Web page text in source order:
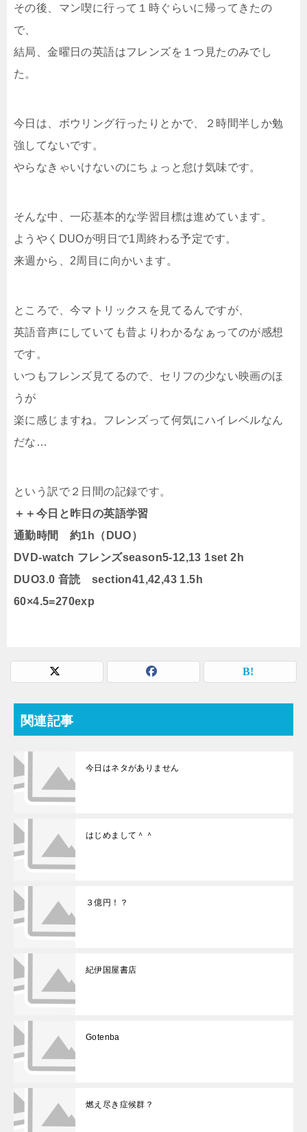
その後、マン喫に行って１時ぐらいに帰ってきたの
で、
結局、金曜日の英語はフレンズを１つ見たのみでし
た。
今日は、ボウリング行ったりとかで、２時間半しか勉
強してないです。
やらなきゃいけないのにちょっと怠け気味です。
そんな中、一応基本的な学習目標は進めています。
ようやくDUOが明日で1周終わる予定です。
来週から、2周目に向かいます。
ところで、今マトリックスを見てるんですが、
英語音声にしていても昔よりわかるなぁってのが感想
です。
いつもフレンズ見てるので、セリフの少ない映画のほ
うが
楽に感じますね。フレンズって何気にハイレベルなん
だな…
という訳で２日間の記録です。
＋＋今日と昨日の英語学習
通勤時間 約1h（DUO）
DVD-watch フレンズseason5-12,13 1set 2h
DUO3.0 音読 section41,42,43 1.5h
60×4.5=270exp
関連記事
今日はネタがありません
はじめまして＾＾
３億円！？
紀伊国屋書店
Gotenba
燃え尽き症候群？